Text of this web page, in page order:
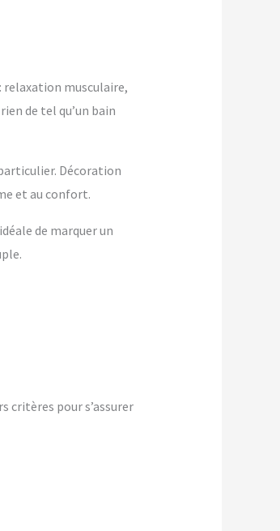
relaxation musculaire,
de tel qu’un bain
Décoration
et au confort.
de marquer un
critères pour s’assurer